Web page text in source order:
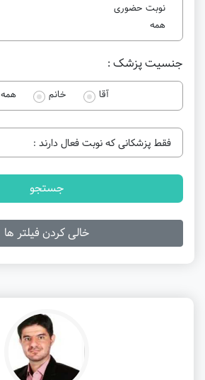
نوبت حضوری
همه
جنسیت پزشک :
آقا خانم همه
فقط پزشکانی که نوبت فعال دارند :
جستجو
خالی کردن فیلتر ها